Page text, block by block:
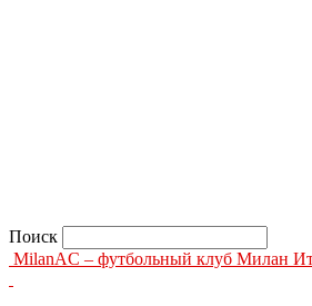
Поиск
MilanAC – футбольный клуб Милан